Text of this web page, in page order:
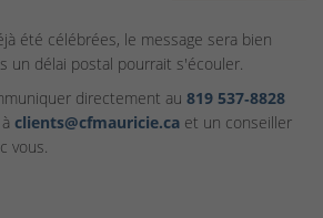
été célébrées, le message sera bien
un délai postal pourrait s'écouler.
directement au 819 537‑8828
clients@cfmauricie.ca et un conseiller
vous.